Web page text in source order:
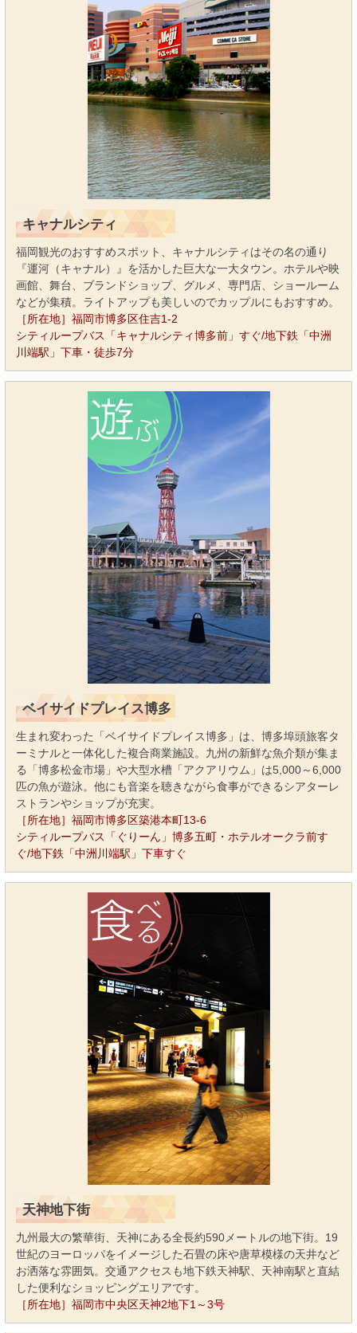
キャナルシティ
福岡観光のおすすめスポット、キャナルシティはその名の通り
『運河（キャナル）』を活かした巨大な一大タウン。ホテルや映
画館、舞台、ブランドショップ、グルメ、専門店、ショールーム
などが集積。ライトアップも美しいのでカップルにもおすすめ。
［所在地］福岡市博多区住吉1-2
シティループバス「キャナルシティ博多前」すぐ/地下鉄「中洲
川端駅」下車・徒歩7分
ベイサイドプレイス博多
生まれ変わった「ベイサイドプレイス博多」は、博多埠頭旅客タ
ーミナルと一体化した複合商業施設。九州の新鮮な魚介類が集ま
る「博多松金市場」や大型水槽「アクアリウム」は5,000～6,000
匹の魚が遊泳。他にも音楽を聴きながら食事ができるシアターレ
ストランやショップが充実。
［所在地］福岡市博多区築港本町13-6
シティループバス「ぐりーん」博多五町・ホテルオークラ前す
ぐ/地下鉄「中洲川端駅」下車すぐ
天神地下街
九州最大の繁華街、天神にある全長約590メートルの地下街。19
世紀のヨーロッパをイメージした石畳の床や唐草模様の天井など
お洒落な雰囲気。交通アクセスも地下鉄天神駅、天神南駅と直結
した便利なショッピングエリアです。
［所在地］福岡市中央区天神2地下1～3号